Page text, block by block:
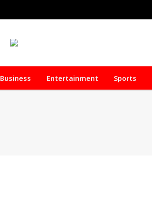
Business Entertainment Sports